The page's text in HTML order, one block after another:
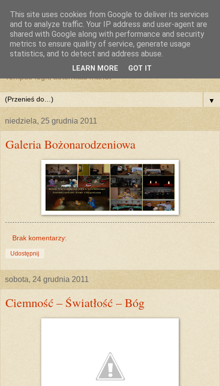
Tempus fugit, aeternitas manet
▼
niedziela, 25 grudnia 2011
Galeria Bożonarodzeniowa
Brak komentarzy:
Udostępnij
sobota, 24 grudnia 2011
Ciemność – Światłość – Bóg
This site uses cookies from Google to deliver its services
and to analyze traffic. Your IP address and user-agent are
shared with Google along with performance and security
metrics to ensure quality of service, generate usage
statistics, and to detect and address abuse.
LEARN MORE GOT IT